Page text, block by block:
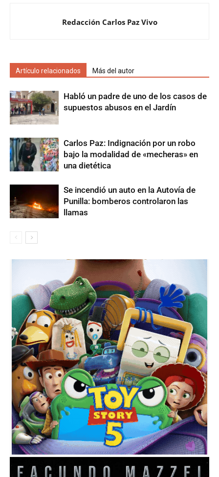
Redacción Carlos Paz Vivo
Artículo relacionados Más del autor
Habló un padre de uno de los casos de
supuestos abusos en el Jardín
Carlos Paz: Indignación por un robo
bajo la modalidad de «mecheras» en
una dietética
Se incendió un auto en la Autovía de
Punilla: bomberos controlaron las
llamas